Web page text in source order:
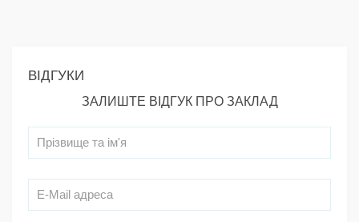
ВІДГУКИ
ЗАЛИШТЕ ВІДГУК ПРО ЗАКЛАД